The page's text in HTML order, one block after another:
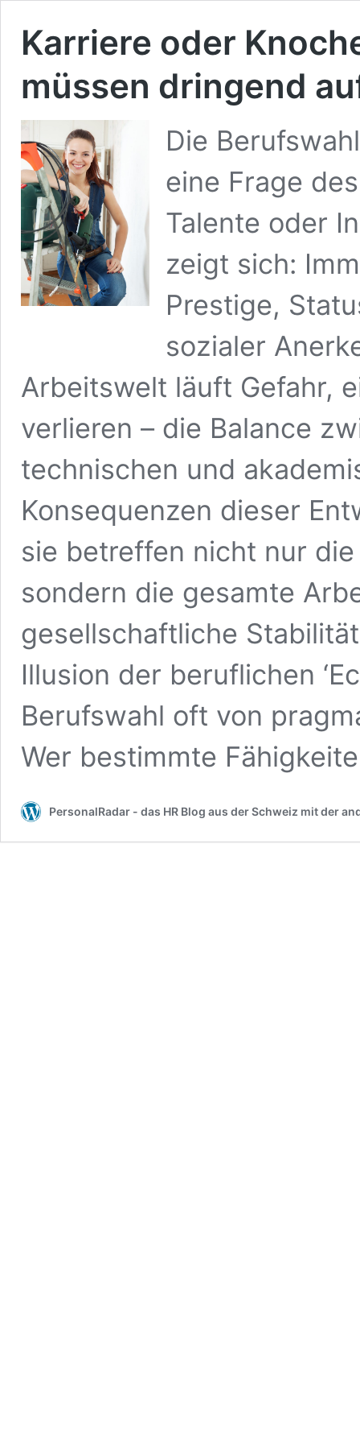
Karriere oder
müssen dringend
Die
eine Frage
Talente oder
zeigt sich:
Prestige,
sozialer
Arbeitswelt läuft Gefahr,
verlieren – die Balance
technischen und
Konsequenzen dieser
sie betreffen nicht nur
sondern die gesamte
gesellschaftliche
Illusion der beruflichen
Berufswahl oft von
Wer bestimmte
PersonalRadar - das HR Blog aus der Schweiz mit der